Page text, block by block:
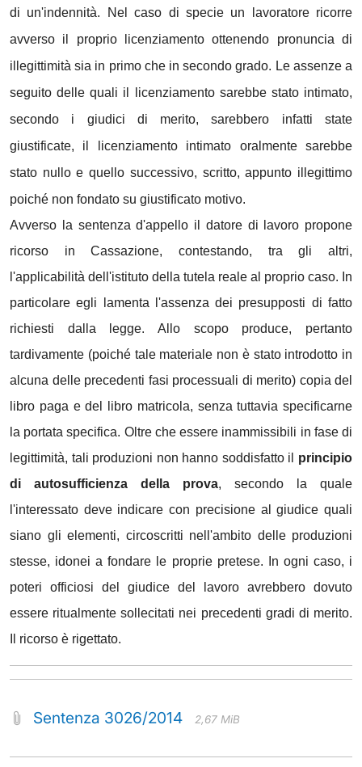
di un'indennità. Nel caso di specie un lavoratore ricorre
avverso il proprio licenziamento ottenendo pronuncia di
illegittimità sia in primo che in secondo grado. Le assenze a
seguito delle quali il licenziamento sarebbe stato intimato,
secondo i giudici di merito, sarebbero infatti state
giustificate, il licenziamento intimato oralmente sarebbe
stato nullo e quello successivo, scritto, appunto illegittimo
poiché non fondato su giustificato motivo.
Avverso la sentenza d'appello il datore di lavoro propone
ricorso in Cassazione, contestando, tra gli altri,
l'applicabilità dell'istituto della tutela reale al proprio caso. In
particolare egli lamenta l'assenza dei presupposti di fatto
richiesti dalla legge. Allo scopo produce, pertanto
tardivamente (poiché tale materiale non è stato introdotto in
alcuna delle precedenti fasi processuali di merito) copia del
libro paga e del libro matricola, senza tuttavia specificarne
la portata specifica. Oltre che essere inammissibili in fase di
legittimità, tali produzioni non hanno soddisfatto il principio
di autosufficienza della prova, secondo la quale
l'interessato deve indicare con precisione al giudice quali
siano gli elementi, circoscritti nell'ambito delle produzioni
stesse, idonei a fondare le proprie pretese. In ogni caso, i
poteri officiosi del giudice del lavoro avrebbero dovuto
essere ritualmente sollecitati nei precedenti gradi di merito.
Il ricorso è rigettato.
Sentenza 3026/2014 2,67 MiB